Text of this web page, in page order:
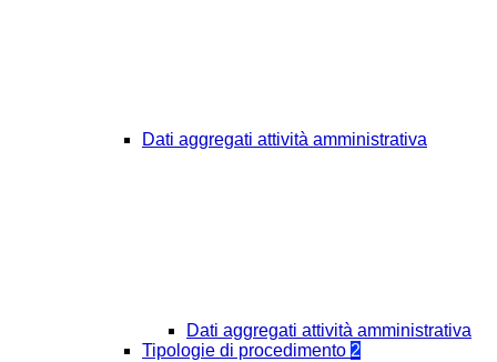
Dati aggregati attività amministrativa
Dati aggregati attività amministrativa
Tipologie di procedimento 2